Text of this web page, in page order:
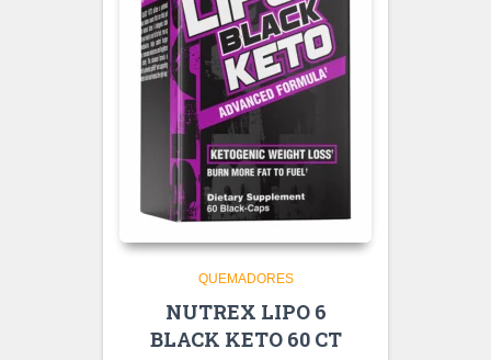
QUEMADORES
NUTREX LIPO 6
BLACK KETO 60 CT